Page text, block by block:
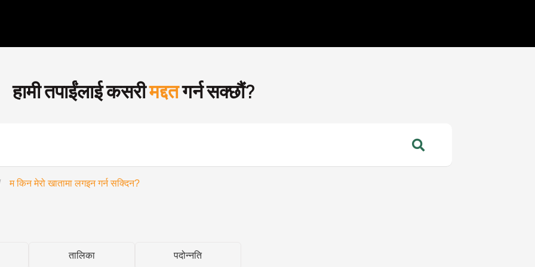
हामी तपाईंलाई कसरीमद्दतगर्न सक्छौं?
म किन मेरो खातामा लगइन गर्न सक्दिन?
तालिका पदोन्नति